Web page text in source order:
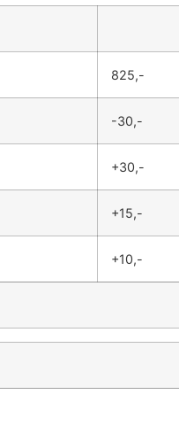
825,-
-30,-
+30,-
+15,-
+10,-